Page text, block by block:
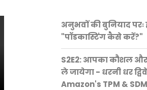
अनुभवों की बुनियाद परः
"पॉडकास्टिंग कैसे करें?"
S2E2: आपका कौशल
ले जायेगा - धरनी धर
Amazon's TPM &